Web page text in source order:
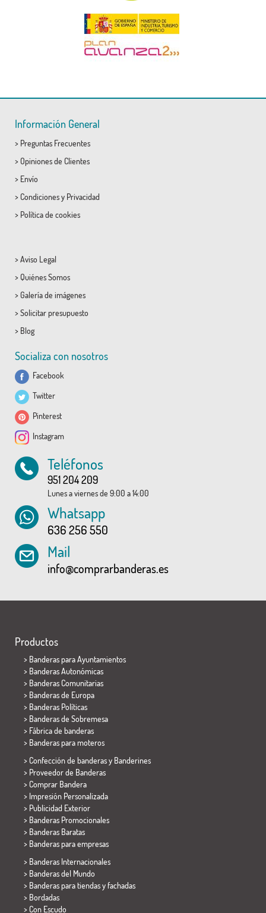
Información General
> Preguntas Frecuentes
> Opiniones de Clientes
> Envío
> Condicionesy Privacidad
> Política de cookies
> Aviso Legal
> Quiénes Somos
> Galería de imágenes
> Solicitar presupuesto
> Blog
Socializa con nosotros
Facebook
Twitter
Pinterest
Instagram
Teléfonos
951 204 209
Lunes a viernes de 9:00 a 14:00
Whatsapp
636 256 550
Mail
info@comprarbanderas.es
Productos
> Banderas para Ayuntamientos
> Banderas Autonómicas
> Banderas Comunitarias
> Banderas de Europa
> Banderas Políticas
> Banderas de Sobremesa
> Fábrica de banderas
> Banderas para moteros
> Confección de banderas y Banderines
> Proveedor de Banderas
> Comprar Bandera
> Impresión Personalizada
> Publicidad Exterior
> Banderas Promocionales
> Banderas Baratas
> Banderas para empresas
> Banderas Internacionales
> Banderas del Mundo
> Banderas para tiendas y fachadas
> Bordadas
> Con Escudo